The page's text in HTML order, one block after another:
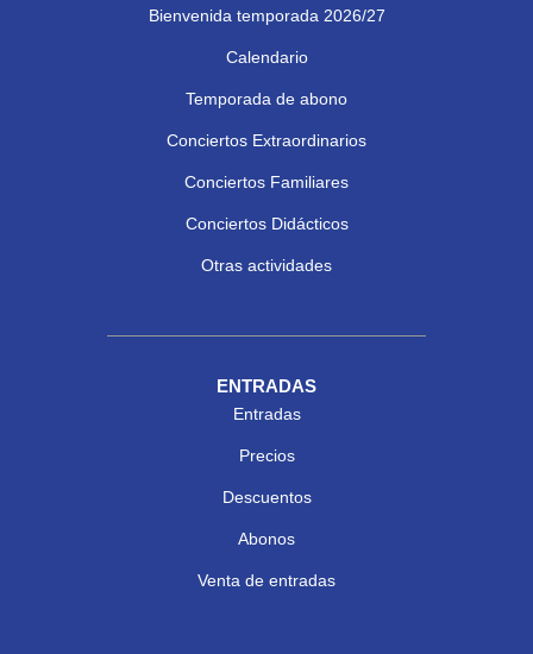
Bienvenida temporada 2026/27
Calendario
Temporada de abono
Conciertos Extraordinarios
Conciertos Familiares
Conciertos Didácticos
Otras actividades
ENTRADAS
Entradas
Precios
Descuentos
Abonos
Venta de entradas